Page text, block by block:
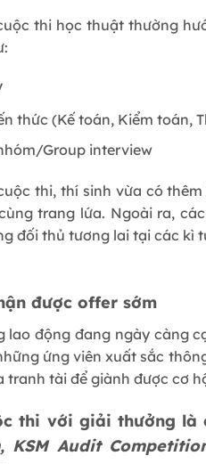
thi học thuật thường
thức (Kế toán, Kiểm toán,
Group interview
thi, thí sinh vừa có
trang lứa. Ngoài ra,
đối thủ tương lai tại các kì
được offer sớm
lao động đang ngày càng
ứng viên xuất sắc
tranh tài để giành được cơ
thi với giải thưởng là
KSM Audit